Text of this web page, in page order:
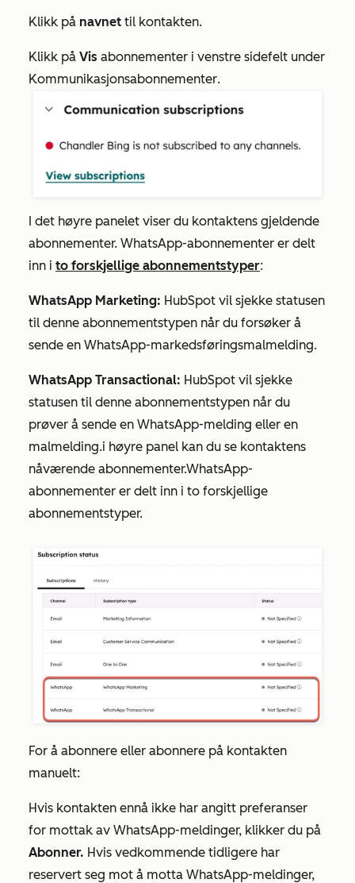
Klikk på navnet til kontakten.
Klikk på Vis abonnementer i venstre sidefelt under
Kommunikasjonsabonnementer.
I det høyre panelet viser du kontaktens gjeldende
abonnementer. WhatsApp-abonnementer er delt
inn i to forskjellige abonnementstyper:
WhatsApp Marketing: HubSpot vil sjekke statusen
til denne abonnementstypen når du forsøker å
sende en WhatsApp-markedsføringsmalmelding.
WhatsApp Transactional: HubSpot vil sjekke
statusen til denne abonnementstypen når du
prøver å sende en WhatsApp-melding eller en
malmelding.i høyre panel kan du se kontaktens
nåværende abonnementer.WhatsApp-
abonnementer er delt inn i to forskjellige
abonnementstyper.
For å abonnere eller abonnere på kontakten
manuelt:
Hvis kontakten ennå ikke har angitt preferanser
for mottak av WhatsApp-meldinger, klikker du på
Abonner. Hvis vedkommende tidligere har
reservert seg mot å motta WhatsApp-meldinger,